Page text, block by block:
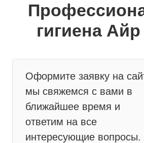
гигиена
Оформите заявку на
мы свяжемся с вами в
ближайшее время и
ответим на все
интересующие вопросы.